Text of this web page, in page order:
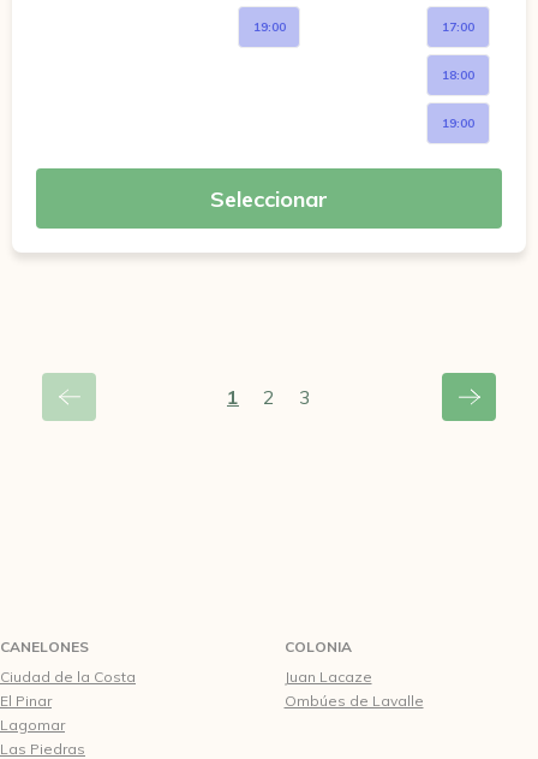
19:00 17:00
18:00
19:00
Seleccionar
1 2 3
CANELONES
Ciudad de la Costa
El Pinar
Lagomar
Las Piedras
COLONIA
Juan Lacaze
Ombúes de Lavalle